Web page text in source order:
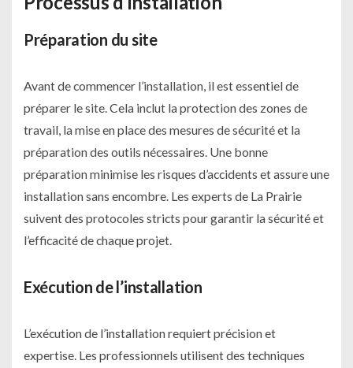
Préparation du site
Avant de commencer l’installation, il est essentiel de
préparer le site. Cela inclut la protection des zones de
travail, la mise en place des mesures de sécurité et la
préparation des outils nécessaires. Une bonne
préparation minimise les risques d’accidents et assure une
installation sans encombre. Les experts de La Prairie
suivent des protocoles stricts pour garantir la sécurité et
l’efficacité de chaque projet.
Exécution de l’installation
L’exécution de l’installation requiert précision et
expertise. Les professionnels utilisent des techniques